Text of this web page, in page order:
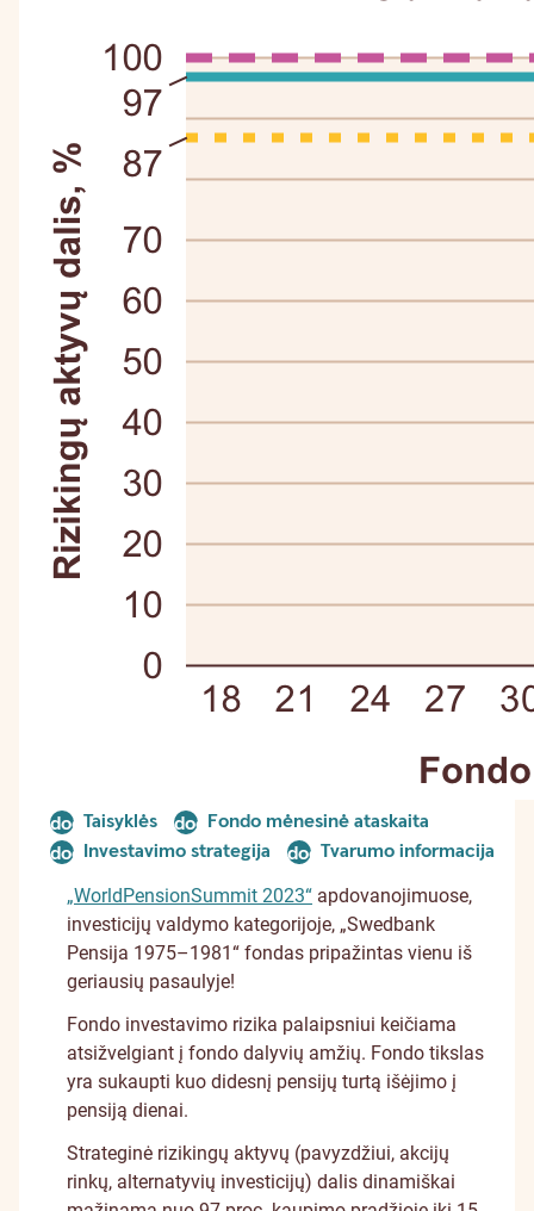
document
Taisyklės document
Fondo mėnesinė ataskaita
document
Investavimo strategija document
Tvarumo informacija
„WorldPensionSummit 2023“ apdovanojimuose,
investicijų valdymo kategorijoje, „Swedbank
Pensija 1975–1981“ fondas pripažintas vienu iš
geriausių pasaulyje!
Fondo investavimo rizika palaipsniui keičiama
atsižvelgiant į fondo dalyvių amžių. Fondo tikslas
yra sukaupti kuo didesnį pensijų turtą išėjimo į
pensiją dienai.
Strateginė rizikingų aktyvų (pavyzdžiui, akcijų
rinkų, alternatyvių investicijų) dalis dinamiškai